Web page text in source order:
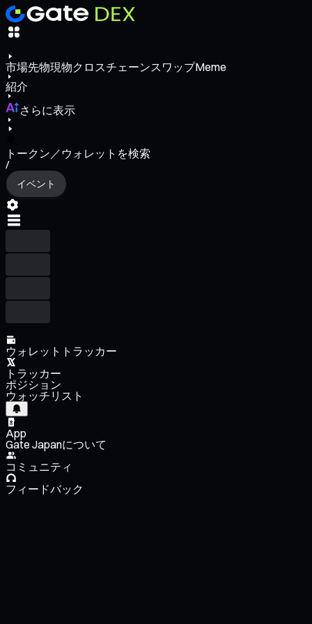
市場先物現物クロスチェーンスワップMeme
紹介
さらに表示
トークン／ウォレットを検索
/
イベント
ウォレットトラッカー
トラッカー
ポジション
ウォッチリスト
App
Gate Japanについて
コミュニティ
フィードバック